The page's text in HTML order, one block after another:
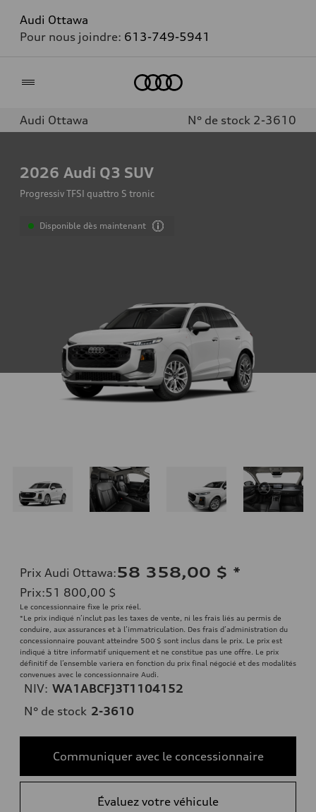
Audi Ottawa
Pour nous joindre: 613-749-5941
Audi Ottawa N° de stock 2-3610
2026 Audi Q3 SUV
Progressiv TFSI quattro S tronic
Disponible dès maintenant
Prix Audi Ottawa:58 358,00 $ *
Prix:51 800,00 $
Le concessionnaire fixe le prix réel.
*Le prix indiqué n’inclut pas les taxes de vente, ni les frais liés au permis de
conduire, aux assurances et à l’immatriculation. Des frais d’administration du
concessionnaire pouvant atteindre 500 $ sont inclus dans le prix. Le prix est
indiqué à titre informatif uniquement et ne constitue pas une offre. Le prix
définitif de l’ensemble variera en fonction du prix final négocié et des modalités
convenues avec le concessionnaire Audi.
NIV: WA1ABCFJ3T1104152
N° de stock 2-3610
Communiquer avec le concessionnaire
Évaluez votre véhicule